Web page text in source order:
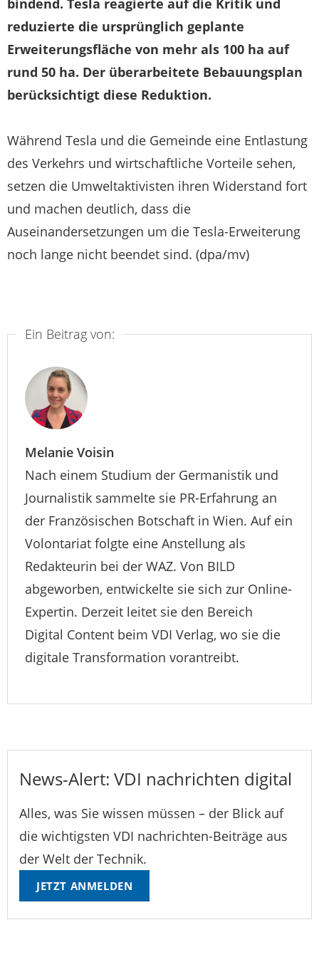
bindend. Tesla reagierte auf die Kritik und
reduzierte die ursprünglich geplante
Erweiterungsfläche von mehr als 100 ha auf
rund 50 ha. Der überarbeitete Bebauungsplan
berücksichtigt diese Reduktion.
Während Tesla und die Gemeinde eine Entlastung
des Verkehrs und wirtschaftliche Vorteile sehen,
setzen die Umweltaktivisten ihren Widerstand fort
und machen deutlich, dass die
Auseinandersetzungen um die Tesla-Erweiterung
noch lange nicht beendet sind. (dpa/mv)
Ein Beitrag von:
Melanie Voisin
Nach einem Studium der Germanistik und
Journalistik sammelte sie PR-Erfahrung an
der Französischen Botschaft in Wien. Auf ein
Volontariat folgte eine Anstellung als
Redakteurin bei der WAZ. Von BILD
abgeworben, entwickelte sie sich zur Online-
Expertin. Derzeit leitet sie den Bereich
Digital Content beim VDI Verlag, wo sie die
digitale Transformation vorantreibt.
News-Alert: VDI nachrichten digital
Alles, was Sie wissen müssen – der Blick auf
die wichtigsten VDI nachrichten-Beiträge aus
der Welt der Technik.
JETZT ANMELDEN